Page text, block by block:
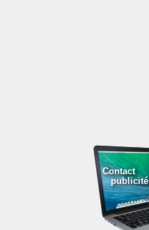
Contact
publicité